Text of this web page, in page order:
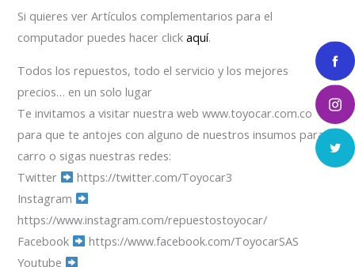
Si quieres ver Artículos complementarios para el
computador puedes hacer clickaquí.
Todos los repuestos, todo el servicio y los mejores
precios… en un solo lugar
Te invitamos a visitar nuestra web www.toyocar.com.co
para que te antojes con alguno de nuestros insumos para el
carro o sigas nuestras redes:
Twitter
https://twitter.com/Toyocar3
Instagram
https://www.instagram.com/repuestostoyocar/
Facebook
https://www.facebook.com/ToyocarSAS
Youtube